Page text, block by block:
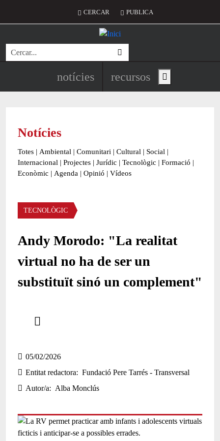
Menú del compte d'usuari
CERCAR PUBLICA
Cerca
Navegació principal de
notícies recursos Show main menu
Notícies
Totes | Ambiental | Comunitari | Cultural | Social |
Internacional | Projectes | Jurídic | Tecnològic | Formació |
Econòmic | Agenda | Opinió | Vídeos
Àmbit de la notícia
TECNOLÒGIC
Andy Morodo: "La realitat
virtual no ha de ser un
substituït sinó un complement"
05/02/2026
Entitat redactora
Fundació Pere Tarrés - Transversal
Autor/a
Alba Monclús